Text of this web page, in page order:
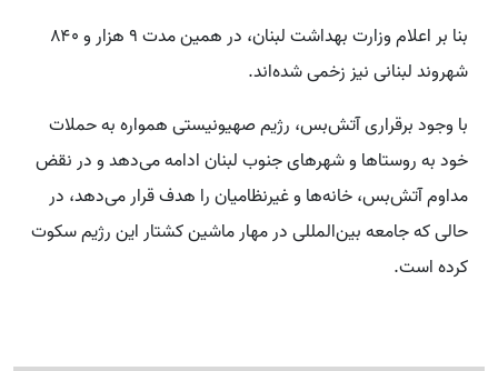
بنا بر اعلام وزارت بهداشت لبنان، در همین مدت ۹ هزار و ۸۴۰
شهروند لبنانی نیز زخمی شده‌اند.
با وجود برقراری آتش‌بس، رژیم صهیونیستی همواره به حملات
خود به روستاها و شهرهای جنوب لبنان ادامه می‌دهد و در نقض
مداوم آتش‌بس، خانه‌ها و غیرنظامیان را هدف قرار می‌دهد، در
حالی که جامعه بین‌المللی در مهار ماشین کشتار این رژیم سکوت
کرده است.